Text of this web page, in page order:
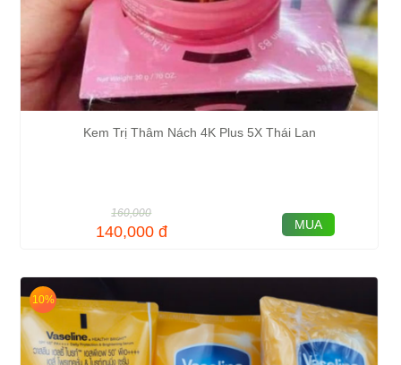
Kem Trị Thâm Nách 4K Plus 5X Thái Lan
160,000
140,000 đ MUA
10%